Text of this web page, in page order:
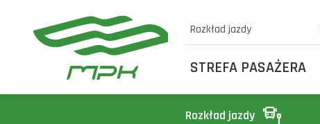
Rozkład jazdy
STREFA PASAŻERA
Rozkład jazdy